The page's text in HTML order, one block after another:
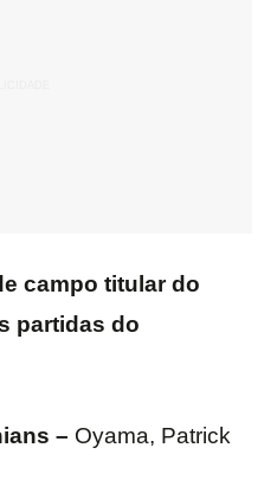
campo titular do
partidas do
– Oyama, Patrick